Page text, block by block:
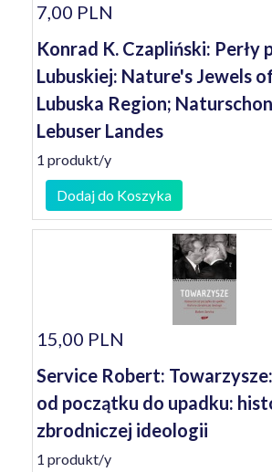
7,00 PLN
Konrad K. Czapliński: Perły
Lubuskiej: Nature's Jewels
Lubuska Region;
Lebuser Landes
1 produkt/y
Dodaj do Koszyka
15,00 PLN
Service Robert:
od początku do upadku:
zbrodniczej ideologii
1 produkt/y